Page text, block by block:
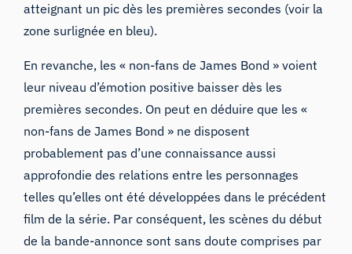
atteignant un pic dès les premières secondes (voir la
zone surlignée en bleu).
En revanche, les « non-fans de James Bond » voient
leur niveau d’émotion positive baisser dès les
premières secondes. On peut en déduire que les «
non-fans de James Bond » ne disposent
probablement pas d’une connaissance aussi
approfondie des relations entre les personnages
telles qu’elles ont été développées dans le précédent
film de la série. Par conséquent, les scènes du début
de la bande-annonce sont sans doute comprises par